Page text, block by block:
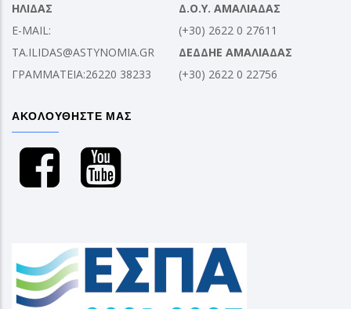
ΗΛΙΔΑΣ
E-MAIL:
TA.ILIDAS@ASTYNOMIA.GR
ΓΡΑΜΜΑΤΕΙΑ:26220 38233
Δ.Ο.Υ. ΑΜΑΛΙΑΔΑΣ
(+30) 2622 0 27611
ΔΕΔΔΗΕ ΑΜΑΛΙΑΔΑΣ
(+30) 2622 0 22756
ΑΚΟΛΟΥΘΗΣΤΕ ΜΑΣ